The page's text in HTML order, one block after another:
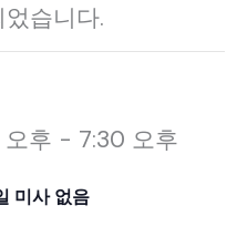
습니다.
후 - 7:30 오후
미사 없음